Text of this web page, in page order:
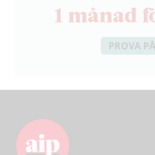
1 månad
PROVA PÅ